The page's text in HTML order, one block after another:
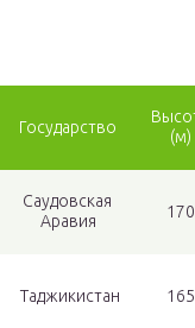
Государство
(м)
Саудовская
Аравия
170
Таджикистан 165